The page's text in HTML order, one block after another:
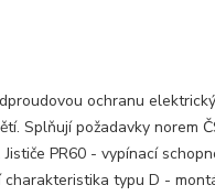
ochranu
Splňují požadavky norem
PR60 - vypínací
typu D -